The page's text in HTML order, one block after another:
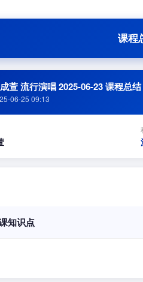
课程
萱 流行演唱 2025-06-23 课程总结
06-25 09:13
知识点